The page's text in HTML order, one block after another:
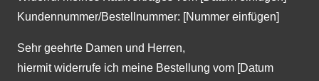
Kundennummer/Bestellnummer: [Nummer einfügen]
Sehr geehrte Damen und Herren,
hiermit widerrufe ich meine Bestellung vom [Datum